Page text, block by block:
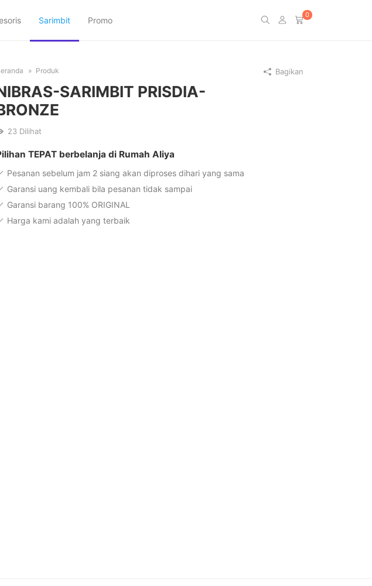
Sarimbit Promo
0
Produk
SARIMBIT PRISDIA-
23 Dilihat
TEPAT berbelanja di Rumah Aliya
Pesanan sebelum jam 2 siang akan diproses dihari yang sama
Garansi uang kembali bila pesanan tidak sampai
Garansi barang 100% ORIGINAL
Harga kami adalah yang terbaik
Bagikan